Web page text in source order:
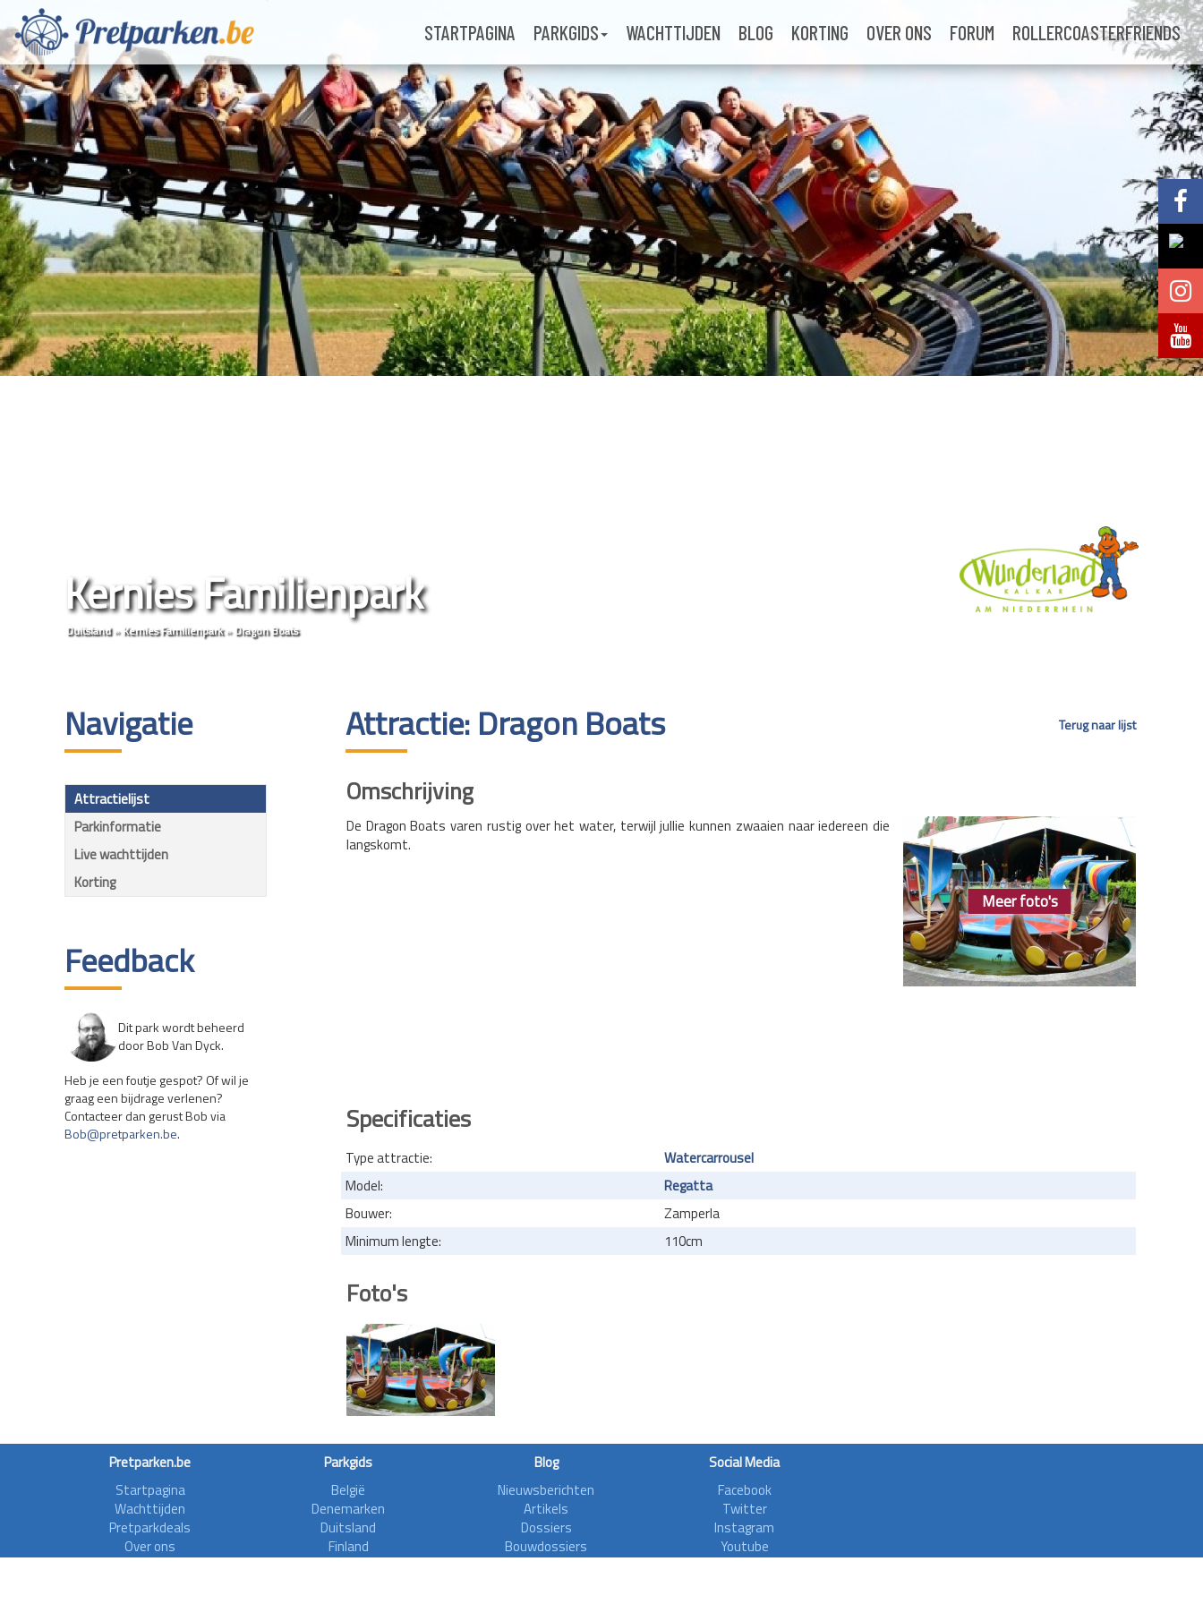
STARTPAGINA PARKGIDS WACHTTIJDEN BLOG KORTING OVER ONS FORUM ROLLERCOASTERFRIENDS
Volg @Pretparkenbe
Volg @Pretparkenbe
Volg @Pretparken.be
Volg @Pretparkenbe
Kernies Familienpark
Duitsland»Kernies Familienpark»Dragon Boats
Navigatie
Attractielijst
Parkinformatie
Live wachttijden
Korting
Feedback
Dit park wordt beheerd
door Bob Van Dyck.
Heb je een foutje gespot? Of wil je
graag een bijdrage verlenen?
Contacteer dan gerust Bob via
Bob@pretparken.be.
Attractie: Dragon Boats Terug naar lijst
Omschrijving
Meer foto's
De Dragon Boats varen rustig over het water, terwijl jullie kunnen zwaaien naar iedereen die
langskomt.
Specificaties
Type attractie:
Watercarrousel
Model:
Regatta
Bouwer:
Zamperla
Minimum lengte:
110cm
Foto's
Pretparken.be
Startpagina
Wachttijden
Pretparkdeals
Over ons
Parkgids
België
Denemarken
Duitsland
Finland
Blog
Nieuwsberichten
Artikels
Dossiers
Bouwdossiers
Social Media
Facebook
Twitter
Instagram
Youtube